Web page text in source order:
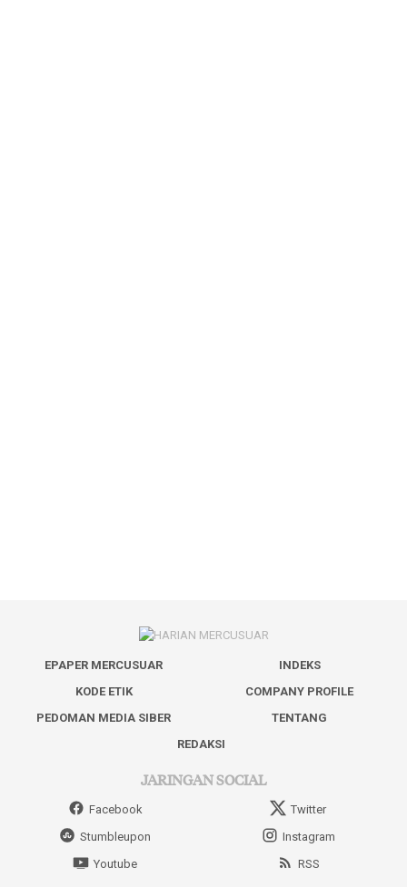
EPAPER MERCUSUAR
INDEKS
KODE ETIK
COMPANY PROFILE
PEDOMAN MEDIA SIBER
TENTANG
REDAKSI
JARINGAN SOCIAL
Facebook
Twitter
Stumbleupon
Instagram
Youtube
RSS